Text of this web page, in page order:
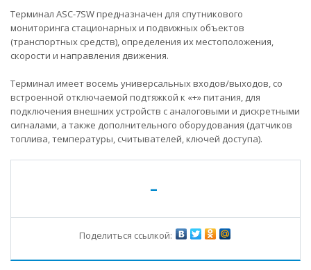
Терминал ASC-7SW предназначен для спутникового
мониторинга стационарных и подвижных объектов
(транспортных средств), определения их местоположения,
скорости и направления движения.
Терминал имеет восемь универсальных входов/выходов, со
встроенной отключаемой подтяжкой к «+» питания, для
подключения внешних устройств с аналоговыми и дискретными
сигналами, а также дополнительного оборудования (датчиков
топлива, температуры, считывателей, ключей доступа).
-
Поделиться ссылкой: